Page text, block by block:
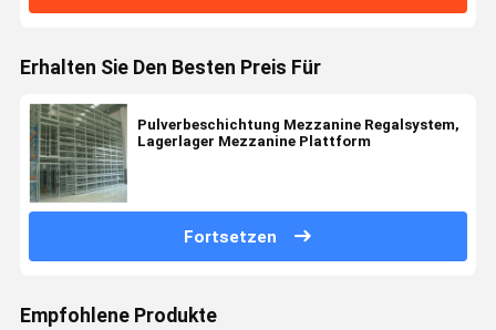
Erhalten Sie Den Besten Preis Für
Pulverbeschichtung Mezzanine Regalsystem,
Lagerlager Mezzanine Plattform
Fortsetzen
Empfohlene Produkte